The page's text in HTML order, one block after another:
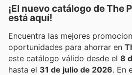
¡El nuevo catálogo deThe
está aquí!
Encuentra las mejores
oportunidades para ahorrar en
este catálogo válido desde el 8
hasta el 31 de julio de 2026 . En